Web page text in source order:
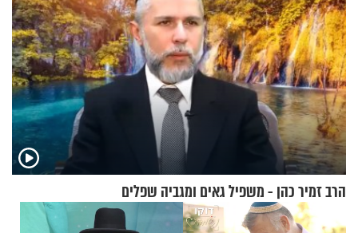
הרב זמיר כהן - משפיל גאים ומגביה שפלים